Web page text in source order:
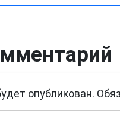
опубликован.